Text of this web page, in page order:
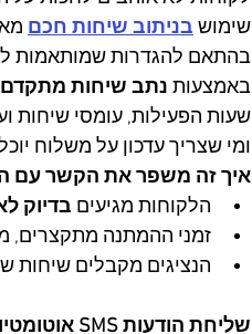
שימוש בניתוב שיחות חכם
בהתאם להגדרות שמותאמות
באמצעות נתב שיחות מתקדם
שעות הפעילות, עומסי שיחות
ומי שצריך עדכון על משלוח
איך זה משפר את הקשר עם
הלקוחות מגיעים בדיוק
זמני ההמתנה מתקצרים,
הנציגים מקבלים
שליחת הודעות SMS אוטומטיות לצמצם שיחות ולהגביר יעילות